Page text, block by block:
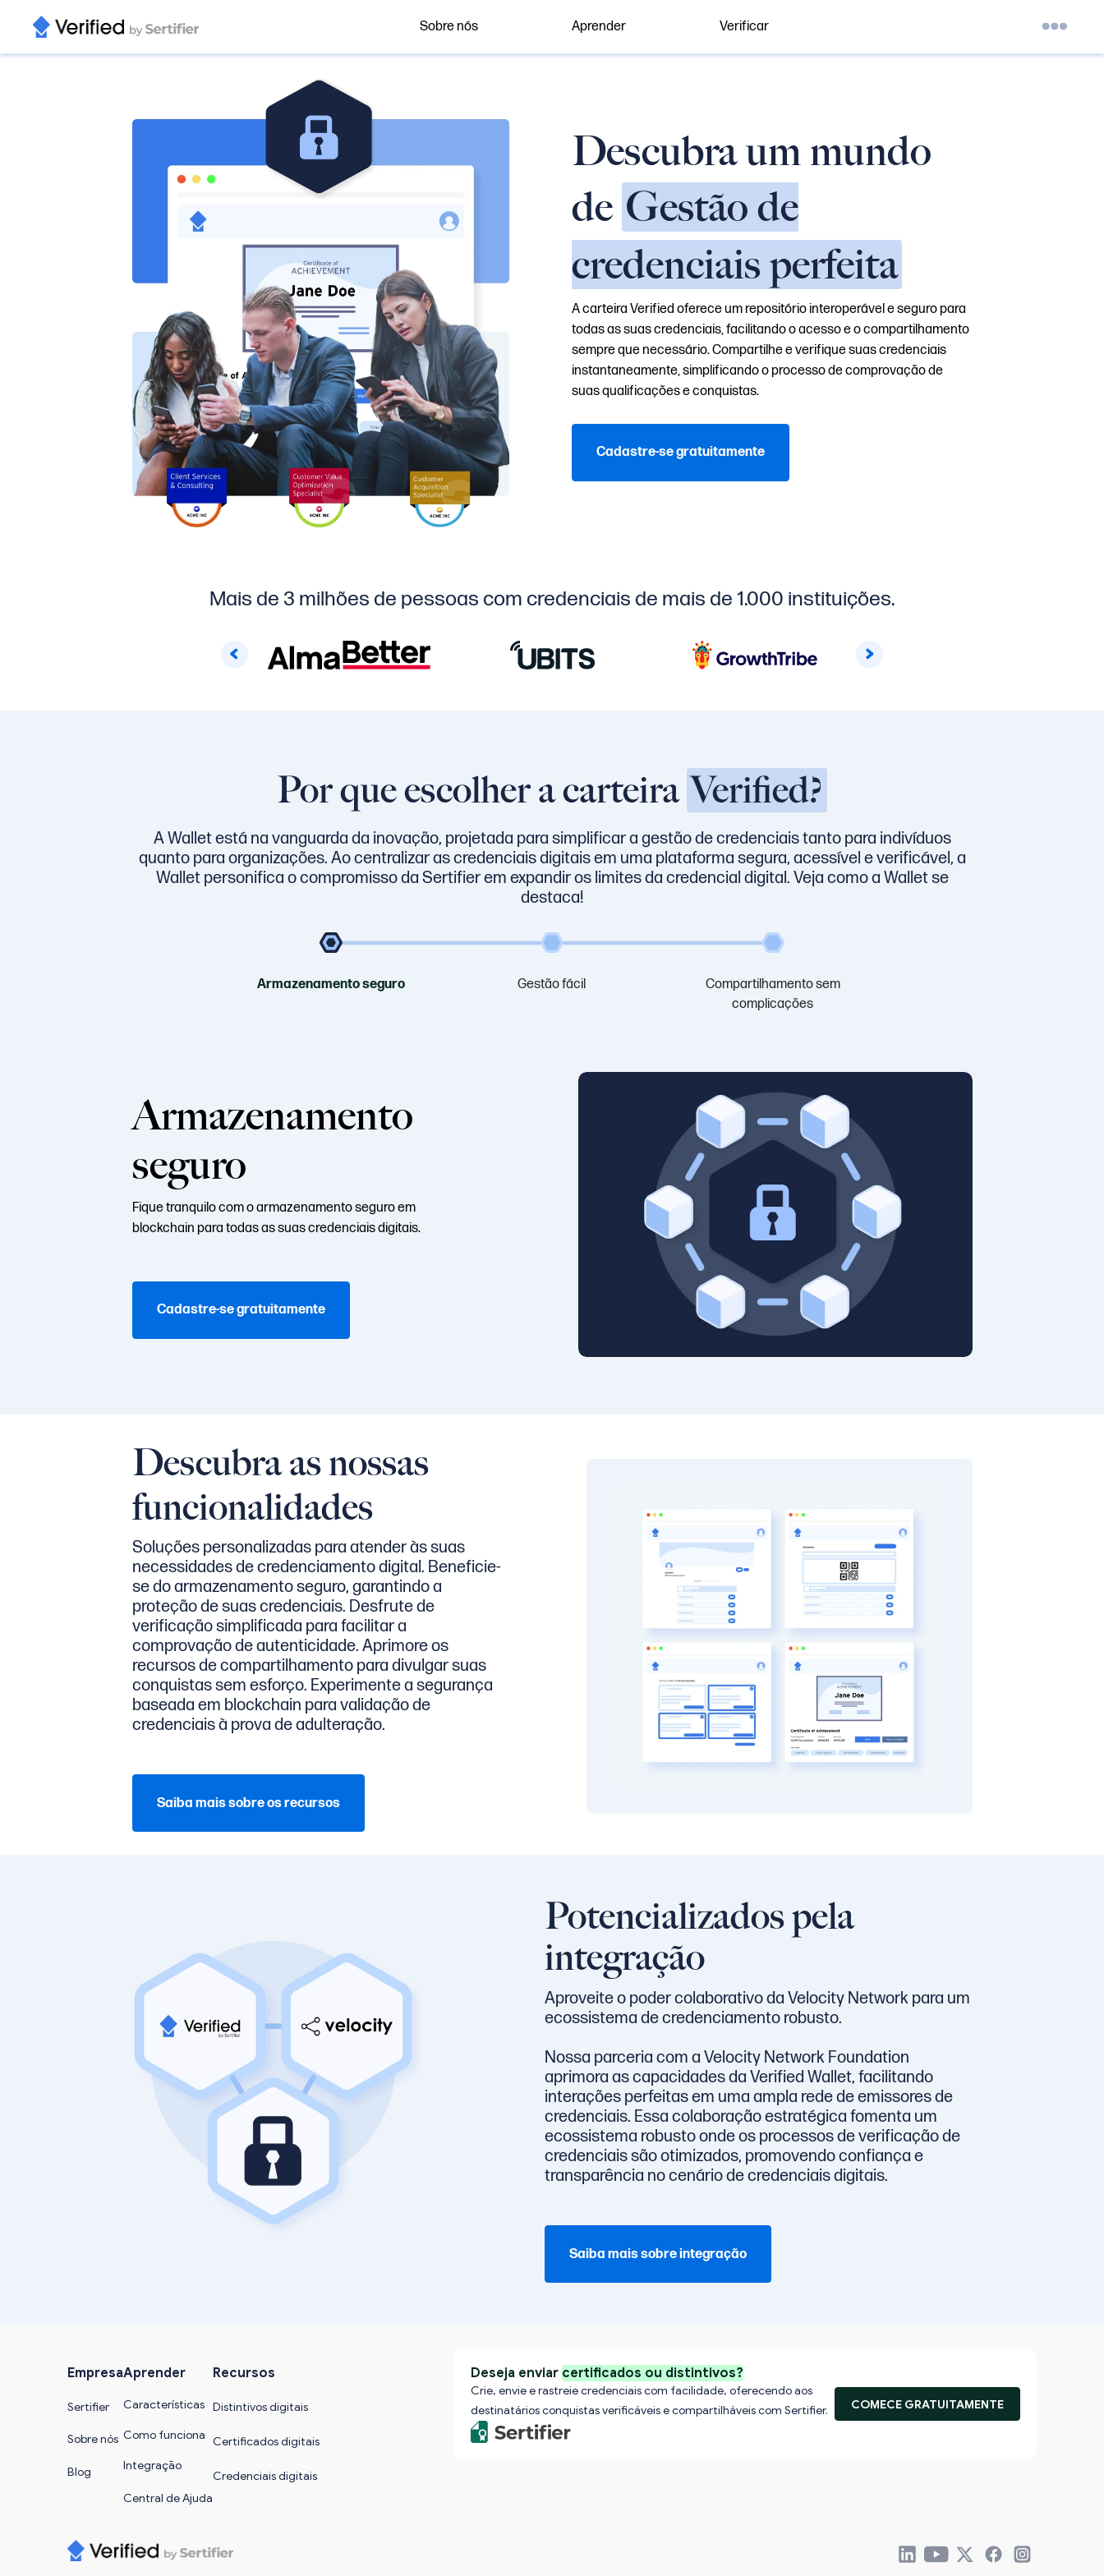
Sobre nós Aprender Verificar
Descubra um mundo
de Gestão de
credenciais perfeita
A carteira Verified oferece um repositório interoperável e seguro para
todas as suas credenciais, facilitando o acesso e o compartilhamento
sempre que necessário. Compartilhe e verifique suas credenciais
instantaneamente, simplificando o processo de comprovação de
suas qualificações e conquistas.
Cadastre-se gratuitamente
Mais de 3 milhões de pessoas com credenciais de mais de 1.000 instituições.
Por que escolher a carteira Verified?
A Wallet está na vanguarda da inovação, projetada para simplificar a gestão de credenciais tanto para indivíduos
quanto para organizações. Ao centralizar as credenciais digitais em uma plataforma segura, acessível e verificável, a
Wallet personifica o compromisso da Sertifier em expandir os limites da credencial digital. Veja como a Wallet se
destaca!
Armazenamento seguro Gestão fácil
Compartilhamento sem
complicações
Armazenamento
seguro
Fique tranquilo com o armazenamento seguro em
blockchain para todas as suas credenciais digitais.
Cadastre-se gratuitamente
Descubra as nossas
funcionalidades
Soluções personalizadas para atender às suas
necessidades de credenciamento digital. Beneficie-
se do armazenamento seguro, garantindo a
proteção de suas credenciais. Desfrute de
verificação simplificada para facilitar a
comprovação de autenticidade. Aprimore os
recursos de compartilhamento para divulgar suas
conquistas sem esforço. Experimente a segurança
baseada em blockchain para validação de
credenciais à prova de adulteração.
Saiba mais sobre os recursos
Potencializados pela
integração
Aproveite o poder colaborativo da Velocity Network para um
ecossistema de credenciamento robusto.
Nossa parceria com a Velocity Network Foundation
aprimora as capacidades da Verified Wallet, facilitando
interações perfeitas em uma ampla rede de emissores de
credenciais. Essa colaboração estratégica fomenta um
ecossistema robusto onde os processos de verificação de
credenciais são otimizados, promovendo confiança e
transparência no cenário de credenciais digitais.
Saiba mais sobre integração
Empresa
Sertifier
Sobre nós
Blog
Aprender
Características
Como funciona
Integração
Central de Ajuda
Recursos
Distintivos digitais
Certificados digitais
Credenciais digitais
Deseja enviar certificados ou distintivos?
Crie, envie e rastreie credenciais com facilidade, oferecendo aos
destinatários conquistas verificáveis e compartilháveis com Sertifier.
COMECE GRATUITAMENTE